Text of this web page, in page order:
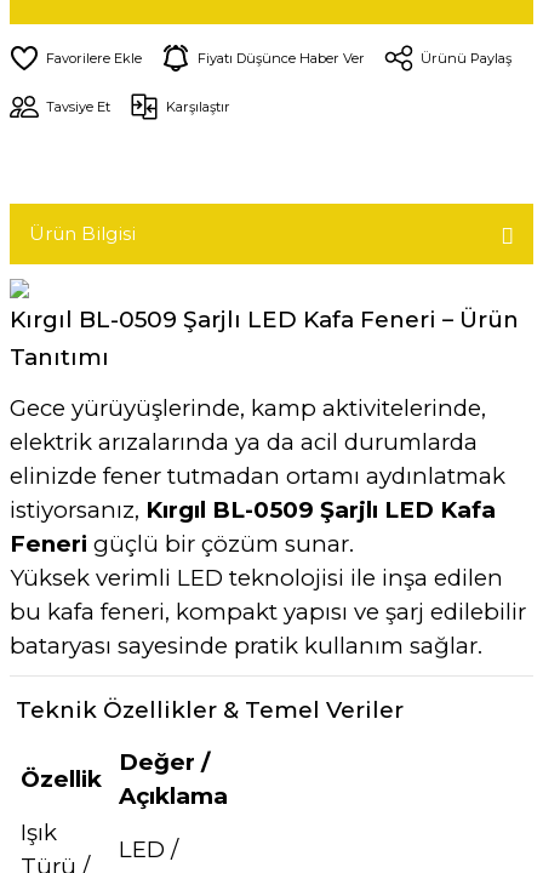
Fiyatı Düşünce Haber Ver Ürünü Paylaş
Tavsiye Et Karşılaştır
Ürün Bilgisi
Kırgıl BL-0509 Şarjlı LED Kafa Feneri – Ürün
Tanıtımı
Gece yürüyüşlerinde, kamp aktivitelerinde,
elektrik arızalarında ya da acil durumlarda
elinizde fener tutmadan ortamı aydınlatmak
istiyorsanız, Kırgıl BL-0509 Şarjlı LED Kafa
Feneri güçlü bir çözüm sunar.
Yüksek verimli LED teknolojisi ile inşa edilen
bu kafa feneri, kompakt yapısı ve şarj edilebilir
bataryası sayesinde pratik kullanım sağlar.
Teknik Özellikler & Temel Veriler
Özellik
Değer /
Açıklama
Işık
Türü /
LED /